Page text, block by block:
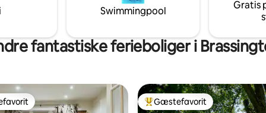
Swimmingpool
Gratis
fantastiske ferieboliger i
Bedste gæstefavorit
Gæstefavorit